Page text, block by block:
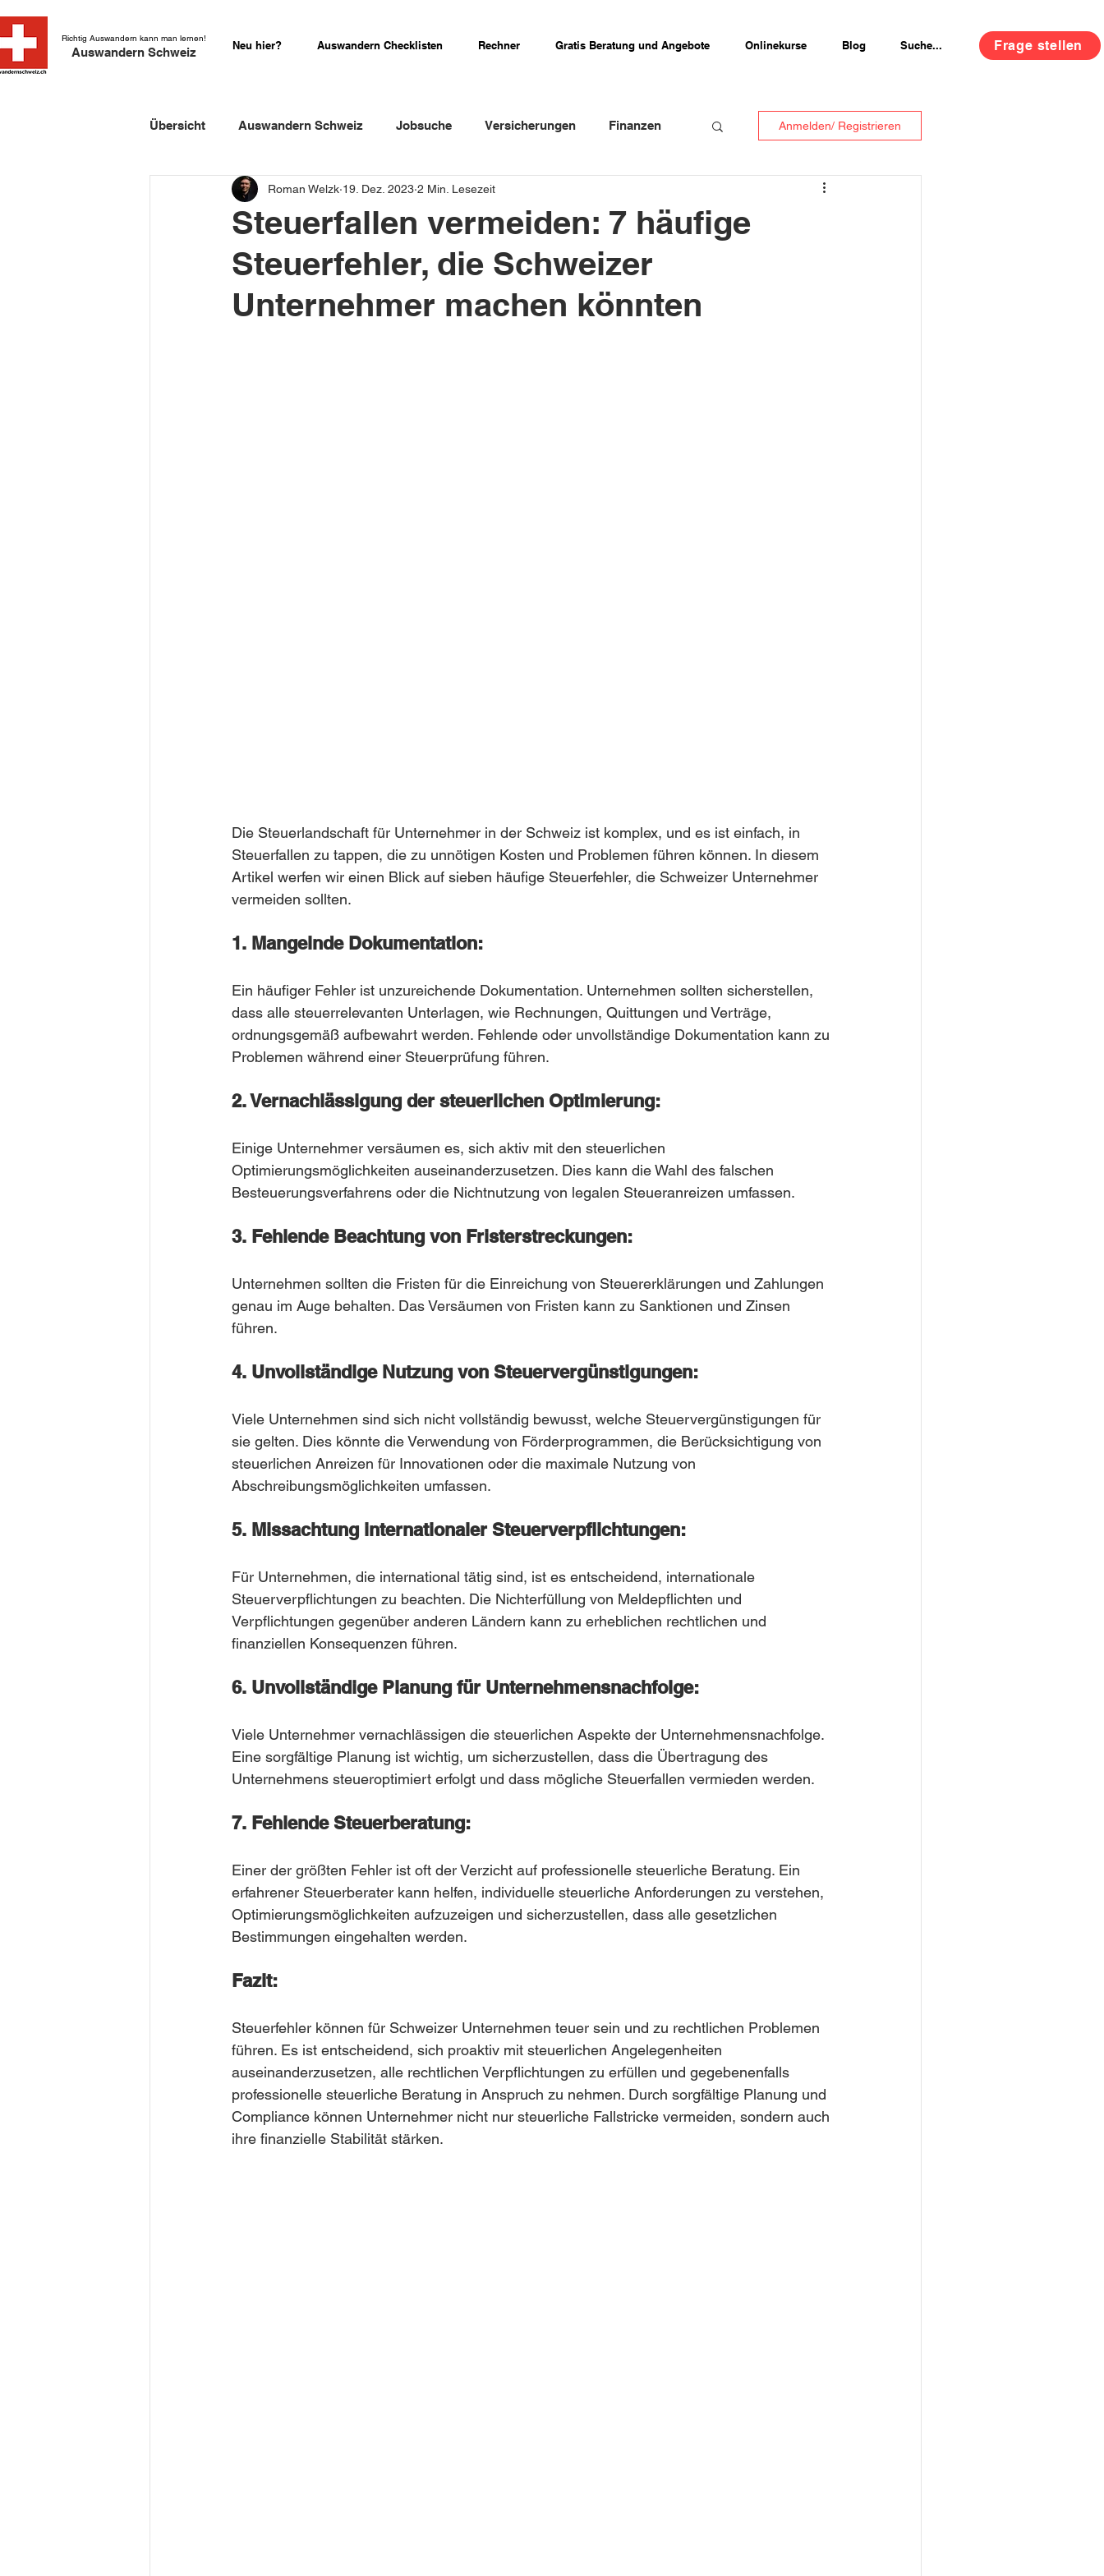
Richtig Auswandern kann man lernen!
Auswandern Schweiz Neu hier? Auswandern Checklisten Rechner Gratis Beratung und Angebote Onlinekurse Blog Suche... Frage stellen
Übersicht Auswandern Schweiz Jobsuche Versicherungen Finanzen
Einbürgerung Schweiz Schweizer Firmenportraits
Schweizer Kurzgeschichten Erfahrungsberichte
Anmelden/ Registrieren
Steuerfallen vermeiden: 7 häufige
Steuerfehler, die Schweizer
Unternehmer machen könnten
Roman Welzk 19. Dez. 2023 2 Min. Lesezeit
Die Steuerlandschaft für Unternehmer in der Schweiz ist komplex, und es ist einfach, in
Steuerfallen zu tappen, die zu unnötigen Kosten und Problemen führen können. In diesem
Artikel werfen wir einen Blick auf sieben häufige Steuerfehler, die Schweizer Unternehmer
vermeiden sollten.
1. Mangelnde Dokumentation:
Ein häufiger Fehler ist unzureichende Dokumentation. Unternehmen sollten sicherstellen,
dass alle steuerrelevanten Unterlagen, wie Rechnungen, Quittungen und Verträge,
ordnungsgemäß aufbewahrt werden. Fehlende oder unvollständige Dokumentation kann zu
Problemen während einer Steuerprüfung führen.
2. Vernachlässigung der steuerlichen Optimierung:
Einige Unternehmer versäumen es, sich aktiv mit den steuerlichen
Optimierungsmöglichkeiten auseinanderzusetzen. Dies kann die Wahl des falschen
Besteuerungsverfahrens oder die Nichtnutzung von legalen Steueranreizen umfassen.
3. Fehlende Beachtung von Fristerstreckungen:
Unternehmen sollten die Fristen für die Einreichung von Steuererklärungen und Zahlungen
genau im Auge behalten. Das Versäumen von Fristen kann zu Sanktionen und Zinsen
führen.
4. Unvollständige Nutzung von Steuervergünstigungen:
Viele Unternehmen sind sich nicht vollständig bewusst, welche Steuervergünstigungen für
sie gelten. Dies könnte die Verwendung von Förderprogrammen, die Berücksichtigung von
steuerlichen Anreizen für Innovationen oder die maximale Nutzung von
Abschreibungsmöglichkeiten umfassen.
5. Missachtung internationaler Steuerverpflichtungen:
Für Unternehmen, die international tätig sind, ist es entscheidend, internationale
Steuerverpflichtungen zu beachten. Die Nichterfüllung von Meldepflichten und
Verpflichtungen gegenüber anderen Ländern kann zu erheblichen rechtlichen und
finanziellen Konsequenzen führen.
6. Unvollständige Planung für Unternehmensnachfolge:
Viele Unternehmer vernachlässigen die steuerlichen Aspekte der Unternehmensnachfolge.
Eine sorgfältige Planung ist wichtig, um sicherzustellen, dass die Übertragung des
Unternehmens steueroptimiert erfolgt und dass mögliche Steuerfallen vermieden werden.
7. Fehlende Steuerberatung:
Einer der größten Fehler ist oft der Verzicht auf professionelle steuerliche Beratung. Ein
erfahrener Steuerberater kann helfen, individuelle steuerliche Anforderungen zu verstehen,
Optimierungsmöglichkeiten aufzuzeigen und sicherzustellen, dass alle gesetzlichen
Bestimmungen eingehalten werden.
Fazit:
Steuerfehler können für Schweizer Unternehmen teuer sein und zu rechtlichen Problemen
führen. Es ist entscheidend, sich proaktiv mit steuerlichen Angelegenheiten
auseinanderzusetzen, alle rechtlichen Verpflichtungen zu erfüllen und gegebenenfalls
professionelle steuerliche Beratung in Anspruch zu nehmen. Durch sorgfältige Planung und
Compliance können Unternehmer nicht nur steuerliche Fallstricke vermeiden, sondern auch
ihre finanzielle Stabilität stärken.